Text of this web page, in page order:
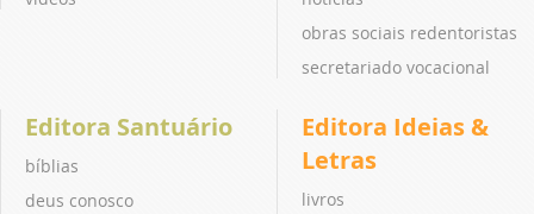
obras sociais redentoristas
secretariado vocacional
Editora Santuário
bíblias
deus conosco
Editora Ideias &
Letras
livros